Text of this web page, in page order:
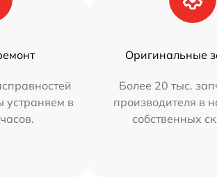
устраняем в
Оригинальные
Более 20 тыс.
производителя в
собственных